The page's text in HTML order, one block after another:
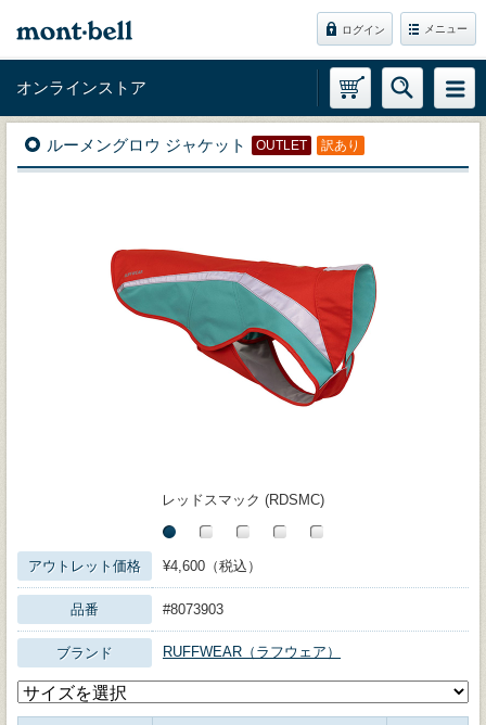
ログイン メニュー
オンラインストア
ルーメングロウ ジャケット OUTLET 訳あり
レッドスマック (RDSMC)
アウトレット価格 ¥4,600（税込）
品番 #8073903
ブランド RUFFWEAR（ラフウェア）